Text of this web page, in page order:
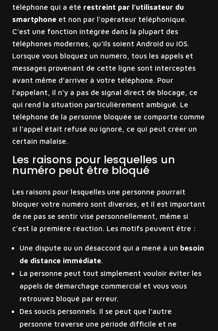
téléphone qui a été restreint par l’utilisateur du
smartphoneet non par l’opérateur téléphonique.
C’est une fonction intégrée dans la plupart des
téléphones modernes, qu’ils soient Android ou iOS.
Lorsque vous bloquez un numéro, tous les appels et
messages provenant de cette ligne sont interceptés
avant même d’arriver à votre téléphone. Pour
l’appelant, il n’y a pas de signal direct de blocage, ce
qui rend la situation particulièrement ambiguë. Le
téléphone de la personne bloquée se comporte comme
si l’appel était refusé ou ignoré, ce qui peut créer un
certain malaise.
Les raisons pour lesquelles un
numéro peut être bloqué
Les raisons pour lesquelles une personne pourrait
bloquer votre numéro sont diverses, et il est important
de ne pas se sentir visé personnellement, même si
c’est la première réaction. Les motifs peuvent être :
Une dispute ou un désaccord qui a mené à un besoin
de distance immédiate.
La personne peut tout simplement vouloir éviter les
appels de démarchage commercial et vous vous
retrouvez bloqué par erreur.
Des soucis personnels. Il se peut que l’autre
personne traverse une période difficile et ne